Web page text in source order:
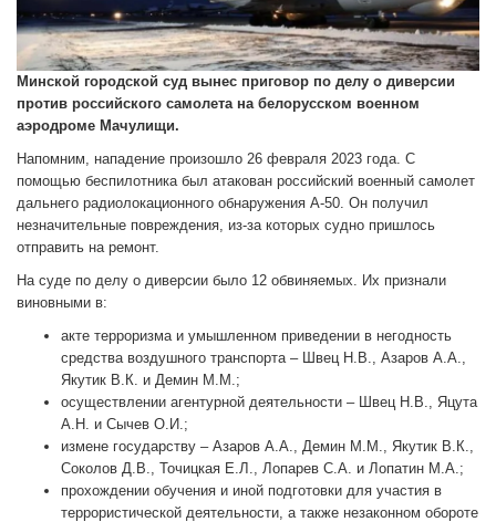
Минской городской суд вынес приговор по делу о диверсии
против российского самолета на белорусском военном
аэродроме Мачулищи.
Напомним, нападение произошло 26 февраля 2023 года. С
помощью беспилотника был атакован российский военный самолет
дальнего радиолокационного обнаружения А-50. Он получил
незначительные повреждения, из-за которых судно пришлось
отправить на ремонт.
На суде по делу о диверсии было 12 обвиняемых. Их признали
виновными в:
акте терроризма и умышленном приведении в негодность
средства воздушного транспорта – Швец Н.В., Азаров А.А.,
Якутик В.К. и Демин М.М.;
осуществлении агентурной деятельности – Швец Н.В., Яцута
А.Н. и Сычев О.И.;
измене государству – Азаров А.А., Демин М.М., Якутик В.К.,
Соколов Д.В., Точицкая Е.Л., Лопарев С.А. и Лопатин М.А.;
прохождении обучения и иной подготовки для участия в
террористической деятельности, а также незаконном обороте